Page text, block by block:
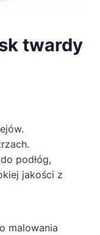
twardy
podłóg,
jakości z
malowania